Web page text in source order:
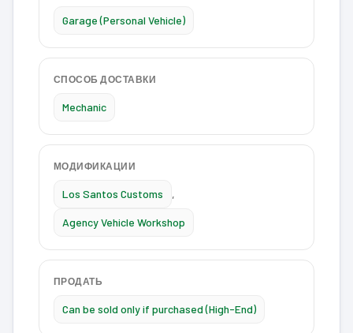
Garage (Personal Vehicle)
СПОСОБ ДОСТАВКИ
Mechanic
МОДИФИКАЦИИ
Los Santos Customs ,
Agency Vehicle Workshop
ПРОДАТЬ
Can be sold only if purchased (High-End)